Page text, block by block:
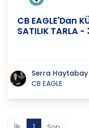
CB EAGLE'Dan
SATILIK TARLA -
Serra Haytabay
CB EAGLE